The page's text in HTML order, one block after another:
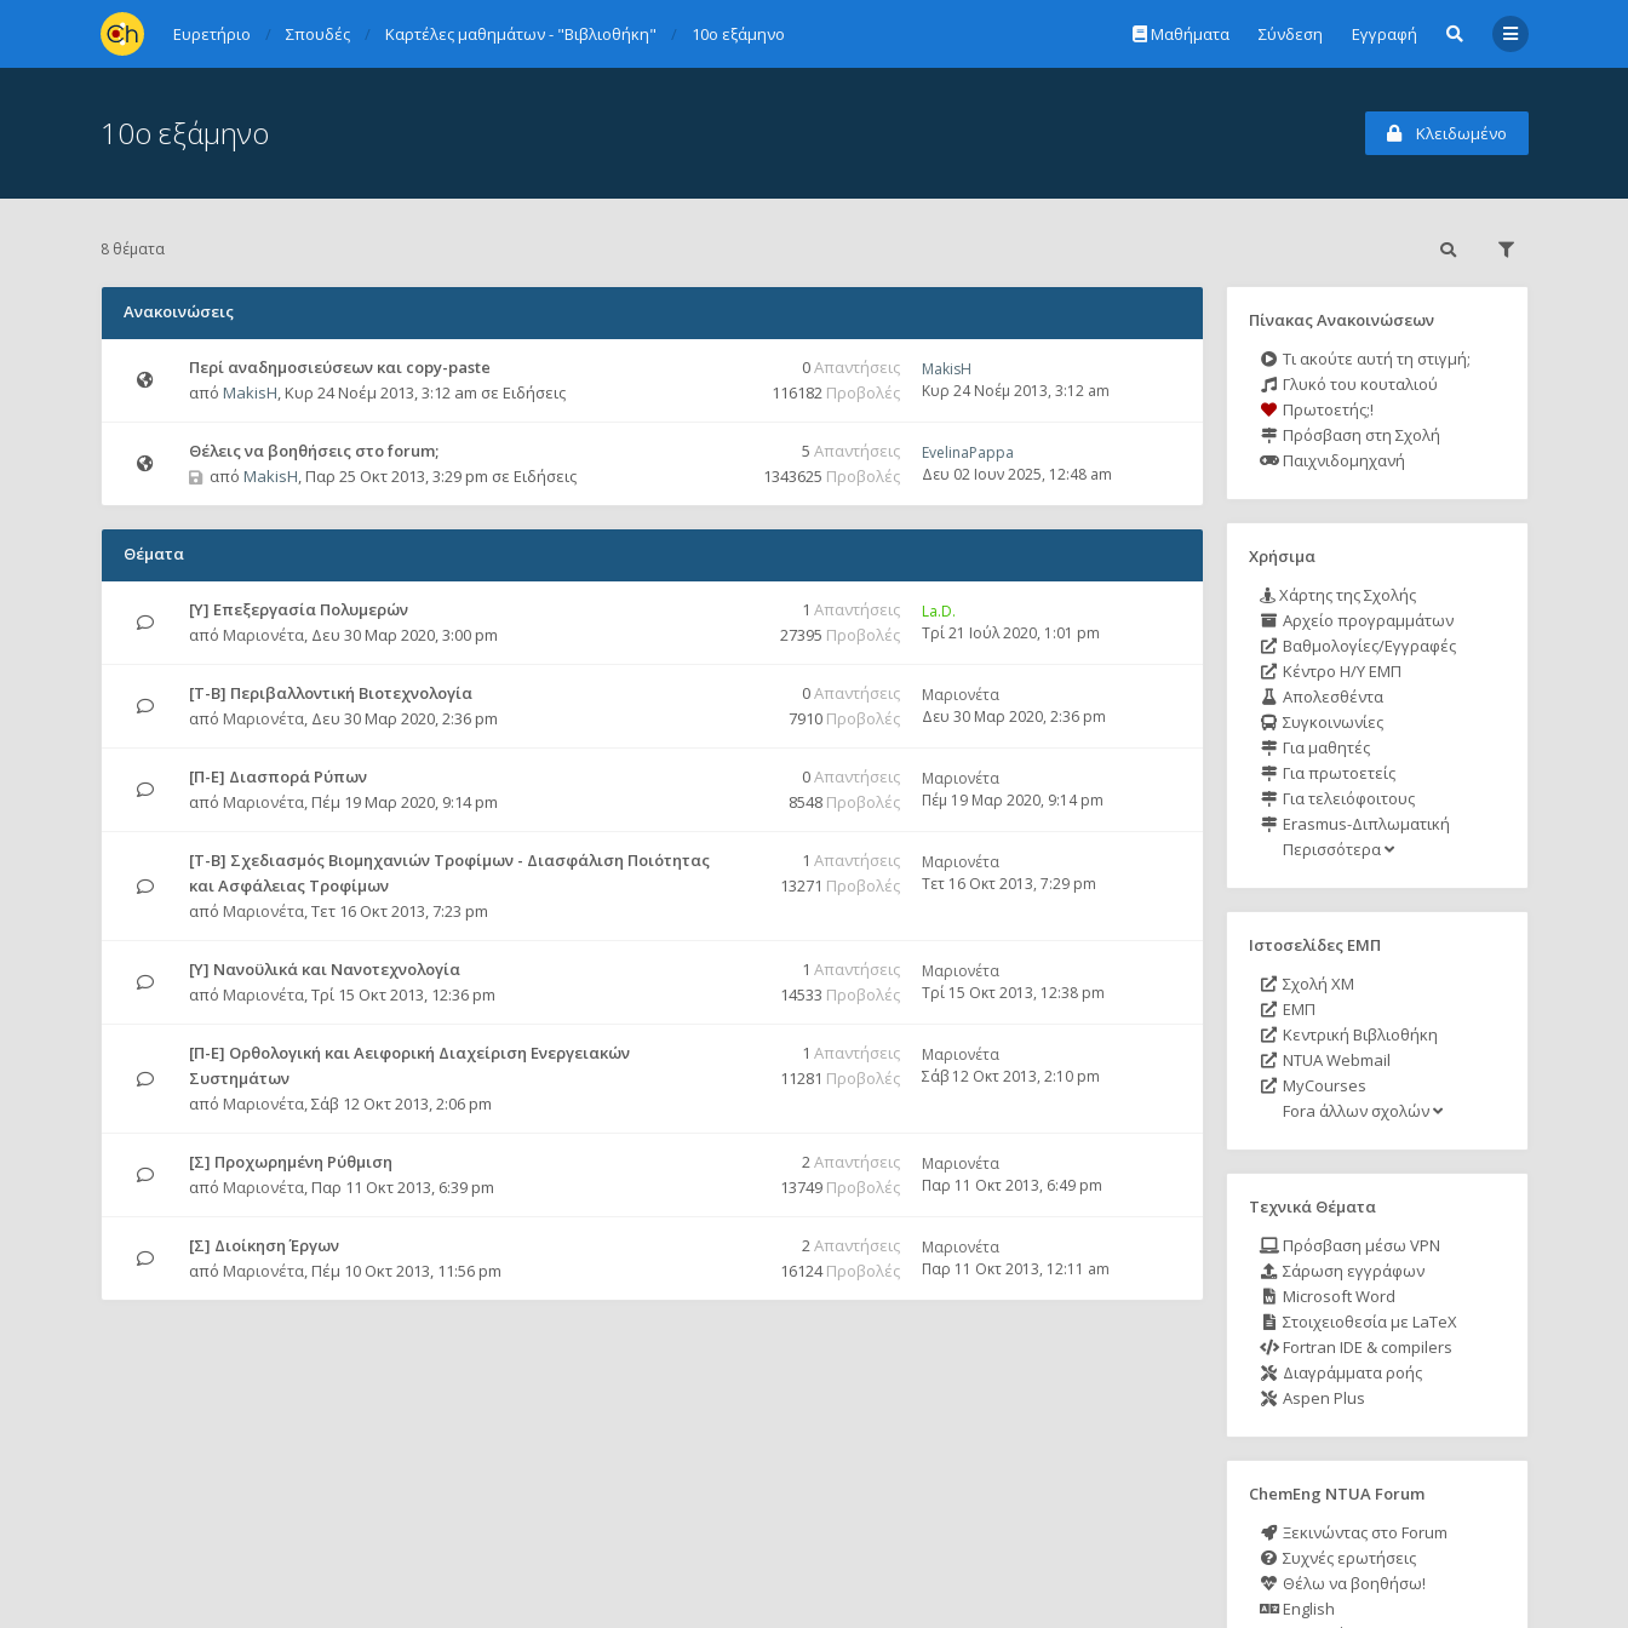
Μαθήματα Σύνδεση Εγγραφή
Ευρετήριο Σπουδές Καρτέλες μαθημάτων - "Βιβλιοθήκη" 10ο εξάμηνο
10ο εξάμηνο Κλειδωμένο
8 θέματα
Ανακοινώσεις
Περί αναδημοσιεύσεων και copy-paste
από MakisH, Κυρ 24 Νοέμ 2013, 3:12 am σε Ειδήσεις
0Απαντήσεις
116182 Προβολές
MakisH
Κυρ 24 Νοέμ 2013, 3:12 am
Θέλεις να βοηθήσεις στο forum;
από MakisH, Παρ 25 Οκτ 2013, 3:29 pm σε Ειδήσεις
5 Απαντήσεις
1343625 Προβολές
EvelinaPappa
Δευ 02 Ιουν 2025, 12:48 am
Θέματα
[Υ] Επεξεργασία Πολυμερών
από Μαριονέτα, Δευ 30 Μαρ 2020, 3:00 pm
1 Απαντήσεις
27395 Προβολές
La.D.
Τρί 21 Ιούλ 2020, 1:01 pm
[Τ-Β] Περιβαλλοντική Βιοτεχνολογία
από Μαριονέτα, Δευ 30 Μαρ 2020, 2:36 pm
0Απαντήσεις
7910 Προβολές
Μαριονέτα
Δευ 30 Μαρ 2020, 2:36 pm
[Π-Ε] Διασπορά Ρύπων
από Μαριονέτα, Πέμ 19 Μαρ 2020, 9:14 pm
0Απαντήσεις
8548 Προβολές
Μαριονέτα
Πέμ 19 Μαρ 2020, 9:14 pm
[Τ-Β] Σχεδιασμός Βιομηχανιών Τροφίμων - Διασφάλιση Ποιότητας
και Ασφάλειας Τροφίμων
από Μαριονέτα,Τετ 16 Οκτ 2013, 7:23 pm
1 Απαντήσεις
13271 Προβολές
Μαριονέτα
Τετ 16 Οκτ 2013, 7:29 pm
[Υ] Νανοϋλικά και Νανοτεχνολογία
από Μαριονέτα,Τρί 15 Οκτ 2013, 12:36 pm
1 Απαντήσεις
14533 Προβολές
Μαριονέτα
Τρί 15 Οκτ 2013, 12:38 pm
[Π-Ε] Ορθολογική και Αειφορική Διαχείριση Ενεργειακών
Συστημάτων
από Μαριονέτα,Σάβ 12 Οκτ 2013, 2:06 pm
1 Απαντήσεις
11281 Προβολές
Μαριονέτα
Σάβ 12 Οκτ 2013, 2:10 pm
[Σ] Προχωρημένη Ρύθμιση
από Μαριονέτα, Παρ 11 Οκτ 2013, 6:39 pm
2Απαντήσεις
13749 Προβολές
Μαριονέτα
Παρ 11 Οκτ 2013, 6:49 pm
[Σ] Διοίκηση Έργων
από Μαριονέτα, Πέμ 10 Οκτ 2013, 11:56 pm
2Απαντήσεις
16124Προβολές
Μαριονέτα
Παρ 11 Οκτ 2013, 12:11 am
Πίνακας Ανακοινώσεων
Τι ακούτε αυτή τη στιγμή;
Γλυκό του κουταλιού
Πρωτοετής;!
Πρόσβαση στη Σχολή
Παιχνιδομηχανή
Χρήσιμα
Χάρτης της Σχολής
Αρχείο προγραμμάτων
Βαθμολογίες/Εγγραφές
Κέντρο Η/Υ ΕΜΠ
Απολεσθέντα
Συγκοινωνίες
Για μαθητές
Για πρωτοετείς
Για τελειόφοιτους
Erasmus-Διπλωματική
Περισσότερα
Ιστοσελίδες ΕΜΠ
Σχολή ΧΜ
ΕΜΠ
Κεντρική Βιβλιοθήκη
NTUA Webmail
MyCourses
Fora άλλων σχολών
Τεχνικά Θέματα
Πρόσβαση μέσω VPN
Σάρωση εγγράφων
Microsoft Word
Στοιχειοθεσία με LaTeX
Fortran IDE & compilers
Διαγράμματα ροής
Aspen Plus
ChemEng NTUA Forum
Ξεκινώντας στο Forum
Συχνές ερωτήσεις
Θέλω να βοηθήσω!
English